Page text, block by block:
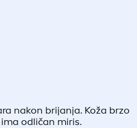
nakon brijanja. Koža brzo
odličan miris.